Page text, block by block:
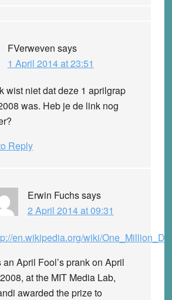
FVerweven says
1 April 2014 at 23:51
wist niet dat deze 1 aprilgrap
was. Heb je de link nog
Reply
Erwin Fuchssays
2 April 2014 at 09:31
en.wikipedia.org/wiki/
an April Fool’s prank on April
at the MIT Media Lab,
awarded the prize to